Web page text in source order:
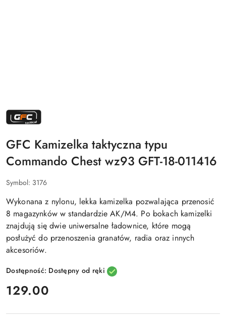
NAZWA
PRODUCENTA:
GFC
GFC Kamizelka taktyczna typu
Commando Chest wz93 GFT-18-011416
Symbol: 3176
Wykonana z nylonu, lekka kamizelka pozwalająca przenosić
8 magazynków w standardzie AK/M4. Po bokach kamizelki
znajdują się dwie uniwersalne ładownice, które mogą
posłużyć do przenoszenia granatów, radia oraz innych
akcesoriów.
Dostępność: Dostępny od ręki
cena:
129.00